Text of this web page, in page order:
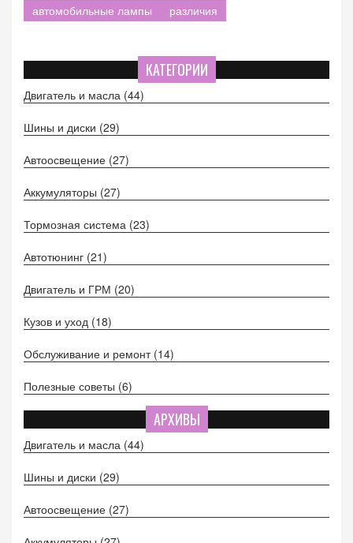
автомобильные лампы
различия
КАТЕГОРИИ
Двигатель и масла (44)
Шины и диски (29)
Автоосвещение (27)
Аккумуляторы (27)
Тормозная система (23)
Автотюнинг (21)
Двигатель и ГРМ (20)
Кузов и уход (18)
Обслуживание и ремонт (14)
Полезные советы (6)
АРХИВЫ
Двигатель и масла (44)
Шины и диски (29)
Автоосвещение (27)